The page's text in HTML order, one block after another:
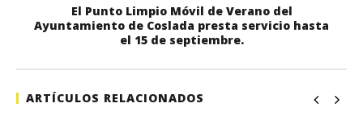
El Punto Limpio Móvil de Verano del
Ayuntamiento de Coslada presta servicio hasta
el 15 de septiembre.
ARTÍCULOS RELACIONADOS